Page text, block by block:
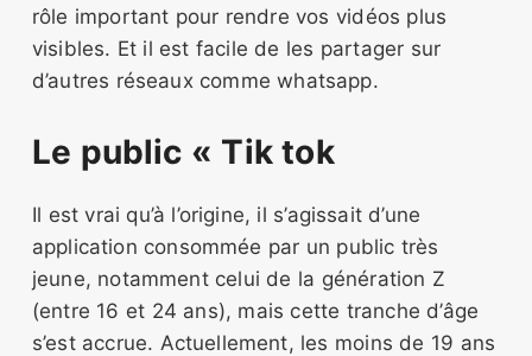
rôle important pour rendre vos vidéos plus
visibles. Et il est facile de les partager sur
d’autres réseaux comme whatsapp.
Le public « Tik tok
Il est vrai qu’à l’origine, il s’agissait d’une
application consommée par un public très
jeune, notamment celui de la génération Z
(entre 16 et 24 ans), mais cette tranche d’âge
s’est accrue. Actuellement, les moins de 19 ans